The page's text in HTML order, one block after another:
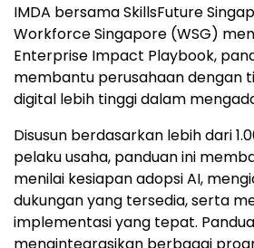
IMDA bersama SkillsFuture
Workforce Singapore (WSG)
Enterprise Impact Playbook,
membantu perusahaan dengan
digital lebih tinggi dalam
Disusun berdasarkan lebih dari
pelaku usaha, panduan ini
menilai kesiapan adopsi AI,
dukungan yang tersedia, serta
implementasi yang tepat.
mengintegrasikan berbagai